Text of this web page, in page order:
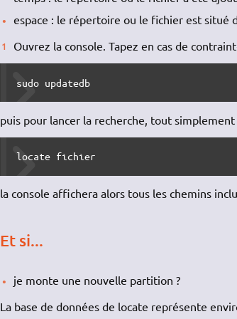
espace : le répertoire ou le fichier est situé
Ouvrez la console. Tapez en cas de
sudo updatedb
puis pour lancer la recherche, tout simplement
locate fichier
la console affichera alors tous les chemins
Et si...
je monte une nouvelle partition ?
La base de données de locate représente